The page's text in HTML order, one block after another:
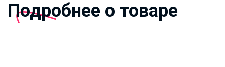
Подробнее о товаре